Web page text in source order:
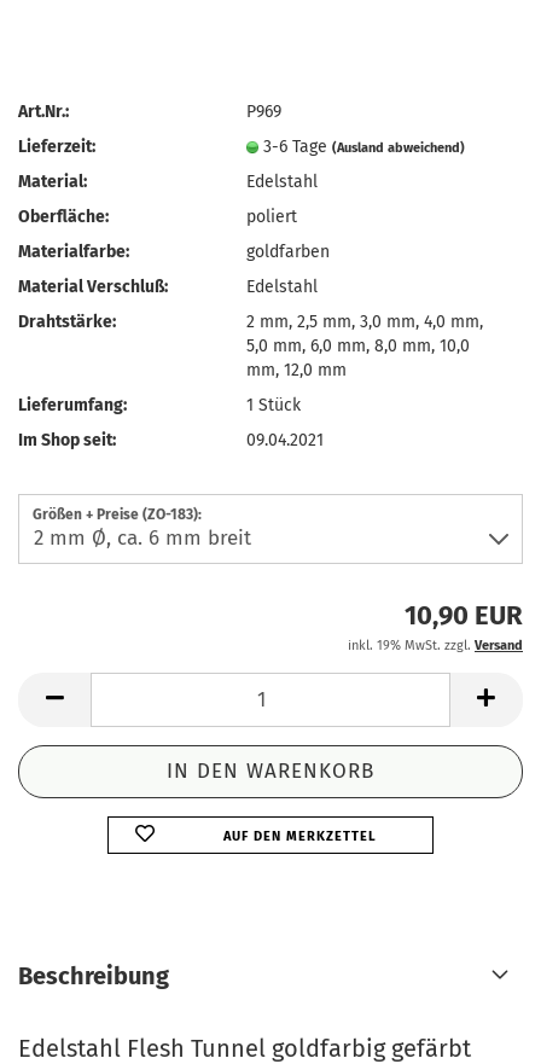
Art.Nr.:
P969
Lieferzeit:
3-6 Tage(Ausland abweichend)
Material:
Edelstahl
Oberfläche:
poliert
Materialfarbe:
goldfarben
Material Verschluß:
Edelstahl
Drahtstärke:
2 mm, 2,5 mm, 3,0 mm, 4,0 mm,
5,0 mm, 6,0 mm, 8,0 mm, 10,0
mm, 12,0 mm
Lieferumfang:
1 Stück
Im Shop seit:
09.04.2021
Größen + Preise (ZO-183):
10,90 EUR
inkl. 19% MwSt. zzgl. Versand
AUF DEN MERKZETTEL
Beschreibung
Edelstahl Flesh Tunnel goldfarbig gefärbt